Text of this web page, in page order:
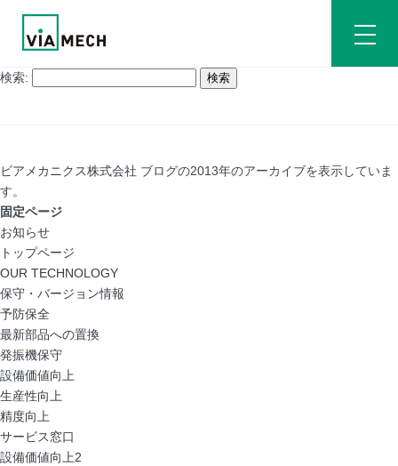
検索:
ビアメカニクス株式会社 ブログの2013年のアーカイブを表示していま
す。
固定ページ
お知らせ
トップページ
OUR TECHNOLOGY
保守・バージョン情報
予防保全
最新部品への置換
発振機保守
設備価値向上
生産性向上
精度向上
サービス窓口
設備価値向上2